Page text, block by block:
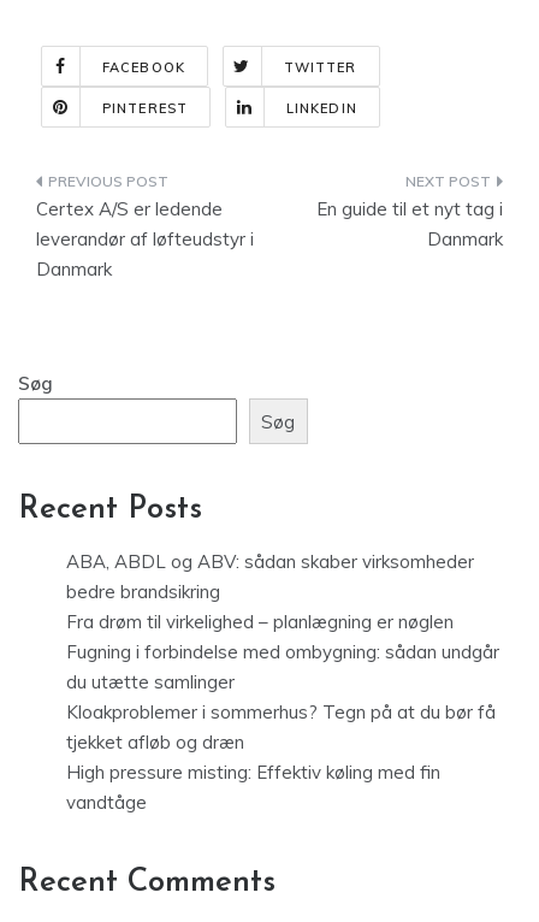
FACEBOOK TWITTER
PINTEREST LINKEDIN
Indlægsnavigation
Certex A/S er ledende
leverandør af løfteudstyr i
Danmark
En guide til et nyt tag i
Danmark
Søg
Søg
Recent Posts
ABA, ABDL og ABV: sådan skaber virksomheder
bedre brandsikring
Fra drøm til virkelighed – planlægning er nøglen
Fugning i forbindelse med ombygning: sådan undgår
du utætte samlinger
Kloakproblemer i sommerhus? Tegn på at du bør få
tjekket afløb og dræn
High pressure misting: Effektiv køling med fin
vandtåge
Recent Comments